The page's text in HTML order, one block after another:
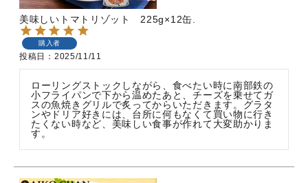
美味しいトマトリゾット 225g×12缶.
購入者
投稿日 2025/11/11
ローリングストックしながら、食べたい時に南部鉄の
小フライパンで下から温めたあと、チーズを乗せてガ
スの魚焼きグリルで炙ってからいただきます。グラタ
ンやドリア好きには、台所に何もなくて買い物に行き
たくない時など、美味しい食事が作れて大変助かりま
す。